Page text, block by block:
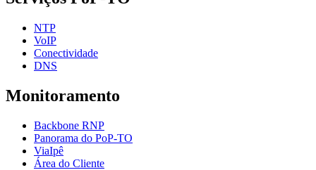
NTP
VoIP
Conectividade
DNS
Monitoramento
Backbone RNP
Panorama do PoP-TO
ViaIpê
Área do Cliente